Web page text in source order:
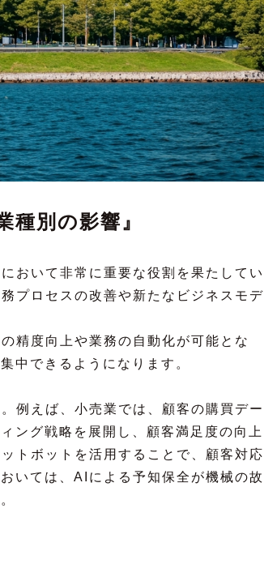
種別の影響』
おいて非常に重要な役割を果たしてい
プロセスの改善や新たなビジネスモデ
精度向上や業務の自動化が可能とな
中できるようになります。
例えば、小売業では、顧客の購買デー
ング戦略を展開し、顧客満足度の向上
トボットを活用することで、顧客対応
いては、AIによる予知保全が機械の故